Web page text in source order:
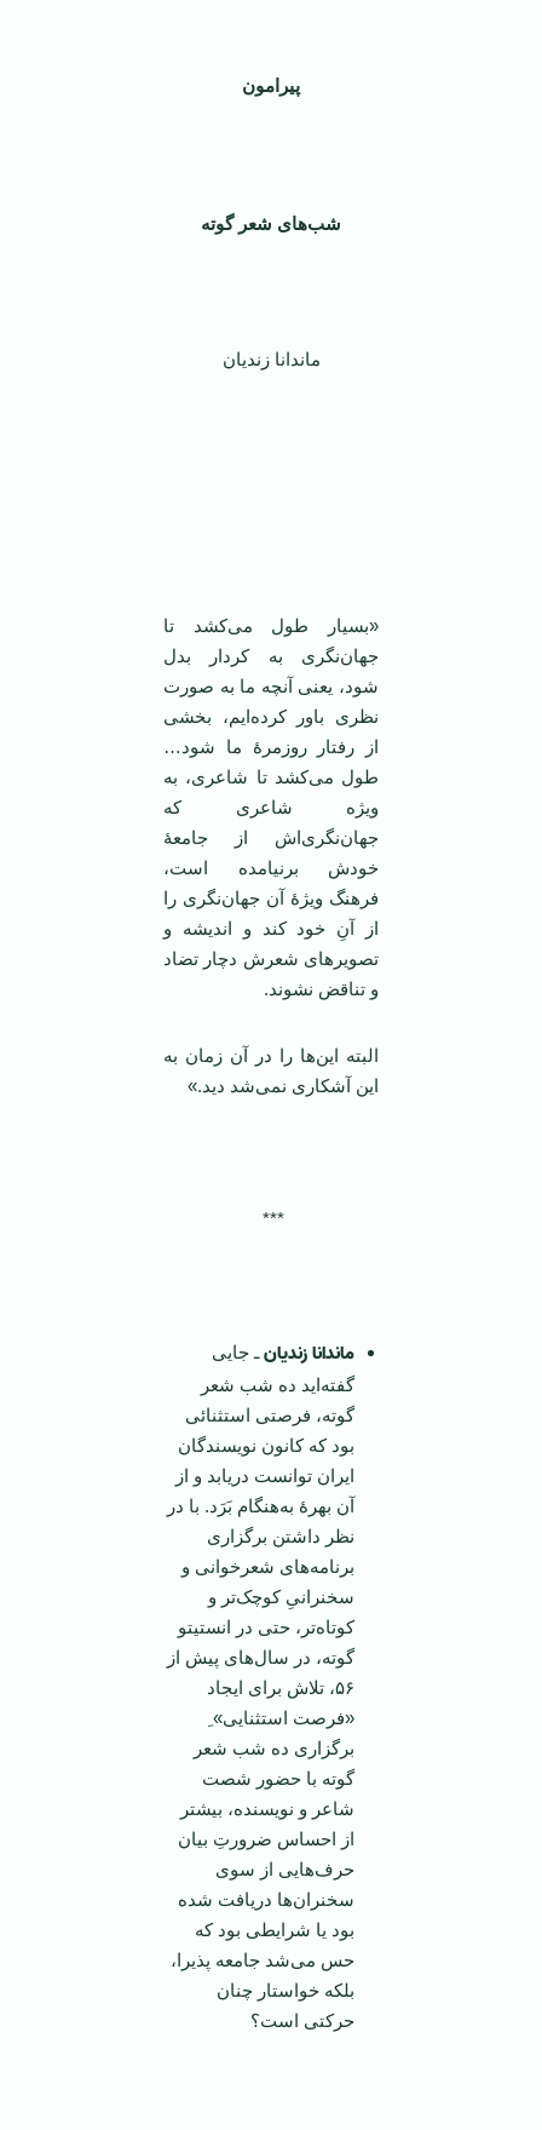
پیرامون
شب‌های شعر گوته
ماندانا زندیان
«بسیار طول می‌کشد تا
جهان‌نگری به کردار بدل
شود، یعنی آنچه ما به صورت
نظری باور کرده‌ایم، بخشی
از رفتار روزمرۀ ما شود…
طول می‌کشد تا شاعری، به
ویژه شاعری که
جهان‌نگری‌اش از جامعۀ
خودش برنیامده است،
فرهنگ ویژۀ آن جهان‌نگری را
از آنِ خود کند و اندیشه و
تصویرهای شعرش دچار تضاد
و تناقض نشوند.
البته این‌ها را در آن زمان به
این آشکاری نمی‌شد دید.»
***
ماندانا زندیانـ جایی
گفته‌اید ده شب شعر
گوته، فرصتی استثنائی
بود که کانون نویسندگان
ایران توانست دریابد و از
آن بهرۀ به‌هنگام بَرَد. با در
نظر داشتن برگزاری
برنامه‌های شعرخوانی و
سخنرانیِ کوچک‌تر و
کوتاه‌تر، حتی در انستیتو
گوته، در سال‌های پیش از
۵۶، تلاش برای ایجاد
«فرصت استثنایی» ِ
برگزاری ده شب شعر
گوته با حضور شصت
شاعر و نویسنده، بیشتر
از احساس ضرورتِ بیان
حرف‌هایی از سوی
سخنران‌ها دریافت شده‌
بود یا شرایطی بود که
حس می‌شد جامعه پذیرا،
بلکه خواستار چنان
حرکتی است؟